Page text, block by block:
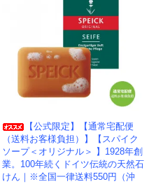
【公式限定】【通常宅配便
（送料お客様負担）】【スパイク
ソープ＜オリジナル＞ 】1928年創
業。100年続くドイツ伝統の天然石
けん｜※全国一律送料550円（沖